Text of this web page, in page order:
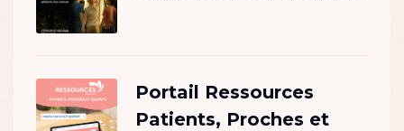
Portail Ressources
Patients, Proches et